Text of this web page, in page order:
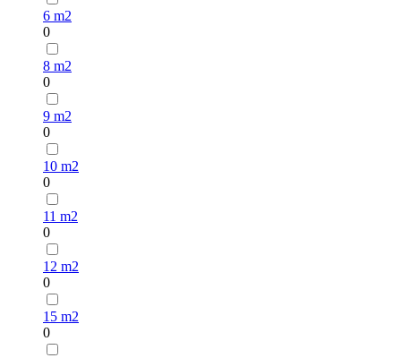
6 m2
0
8 m2
0
9 m2
0
10 m2
0
11 m2
0
12 m2
0
15 m2
0